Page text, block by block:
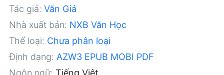
Tác giả: Văn Giá
Nhà xuất bản: NXB Văn Học
Thể loại: Chưa phân loại
Định dạng: AZW3 EPUB MOBI PDF
Ngôn ngữ: Tiếng Việt